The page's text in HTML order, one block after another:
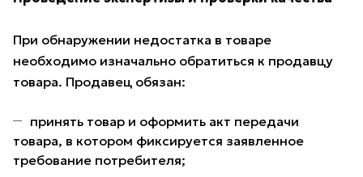
При обнаружении недостатка в товаре
необходимо изначально обратиться к продавцу
товара. Продавец обязан:
принять товар и оформить акт передачи
товара, в котором фиксируется заявленное
требование потребителя;